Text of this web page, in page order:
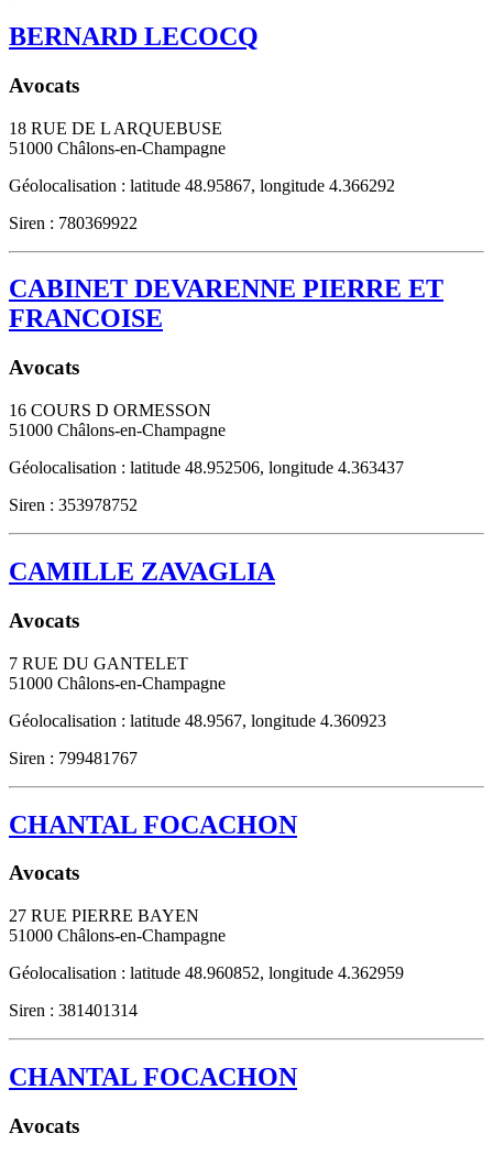
BERNARD LECOCQ
Avocats
18 RUE DE L ARQUEBUSE
51000 Châlons-en-Champagne
Géolocalisation : latitude 48.95867, longitude 4.366292
Siren : 780369922
CABINET DEVARENNE PIERRE ET
FRANCOISE
Avocats
16 COURS D ORMESSON
51000 Châlons-en-Champagne
Géolocalisation : latitude 48.952506, longitude 4.363437
Siren : 353978752
CAMILLE ZAVAGLIA
Avocats
7 RUE DU GANTELET
51000 Châlons-en-Champagne
Géolocalisation : latitude 48.9567, longitude 4.360923
Siren : 799481767
CHANTAL FOCACHON
Avocats
27 RUE PIERRE BAYEN
51000 Châlons-en-Champagne
Géolocalisation : latitude 48.960852, longitude 4.362959
Siren : 381401314
CHANTAL FOCACHON
Avocats